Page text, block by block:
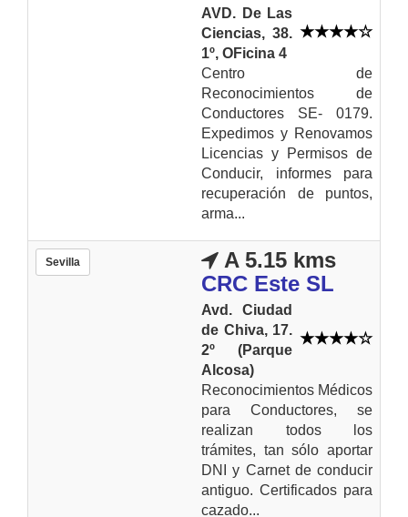
AVD. De Las
Ciencias, 38.
1º, OFicina 4
Centro de
Reconocimientos de
Conductores SE- 0179.
Expedimos y Renovamos
Licencias y Permisos de
Conducir, informes para
recuperación de puntos,
arma...
Sevilla
A 5.15 kms
CRC Este SL
Avd. Ciudad
de Chiva, 17.
2º (Parque
Alcosa)
Reconocimientos Médicos
para Conductores, se
realizan todos los
trámites, tan sólo aportar
DNI y Carnet de conducir
antiguo. Certificados para
cazado...